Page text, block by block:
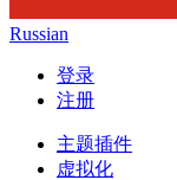
Russian
登录
注册
主题插件
虚拟化